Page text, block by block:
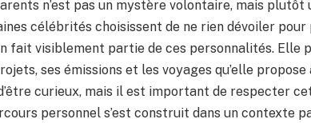
n’est pas un mystère volontaire, mais plutôt
célébrités choisissent de ne rien dévoiler
fait visiblement partie de ces personnalités. Elle
ses émissions et les voyages qu’elle
curieux, mais il est important de respecter
personnel s’est construit dans un contexte